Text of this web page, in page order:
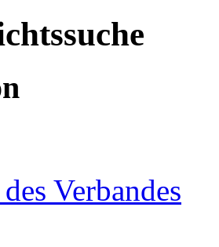
Verbandes